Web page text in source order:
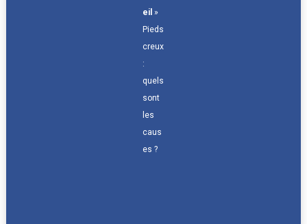
eil »
Pieds
creux
:
quels
sont
les
caus
es ?